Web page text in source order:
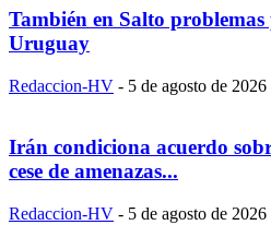
También en Salto
Uruguay
Redaccion-HV - 5 de agosto de 2026
Irán condiciona acuerdo
cese de amenazas...
Redaccion-HV - 5 de agosto de 2026